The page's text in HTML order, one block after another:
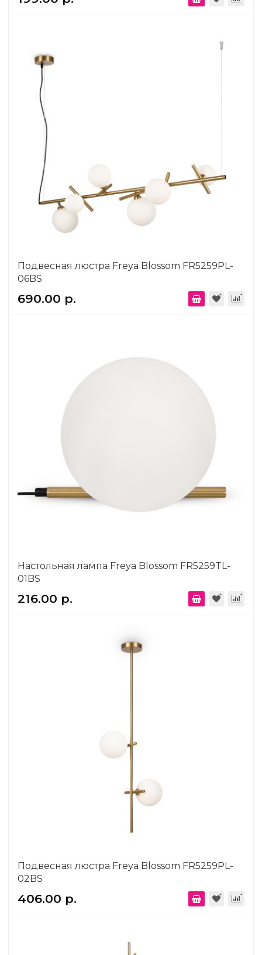
Подвесная люстра Freya Blossom FR5259PL-
06BS
690.00 р.
Настольная лампа Freya Blossom FR5259TL-
01BS
216.00 р.
Подвесная люстра Freya Blossom FR5259PL-
02BS
406.00 р.